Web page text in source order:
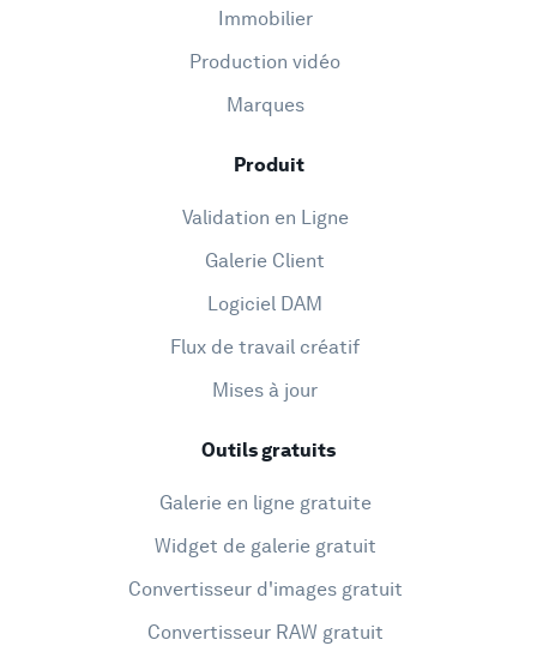
Immobilier
Production vidéo
Marques
Produit
Validation en Ligne
Galerie Client
Logiciel DAM
Flux de travail créatif
Mises à jour
Outils gratuits
Galerie en ligne gratuite
Widget de galerie gratuit
Convertisseur d'images gratuit
Convertisseur RAW gratuit